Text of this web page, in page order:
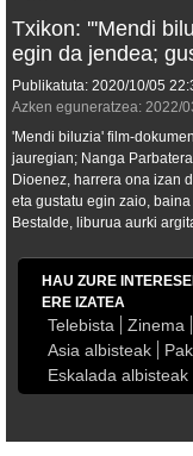
Txikon: '''Mendi
egin da jendea;
Publikatuta: 2020/10/05
Azken eguneratzea: 2022/
'Mendi biluzia' film-
jauregian; Nanga
Dioenez, harrera ona izan
eta gustatu egin zaio,
Bestalde, liburua aurki
HAU ZURE
ERE IZATEA
Telebista Zinema
Asia albisteak
Eskalada albisteak